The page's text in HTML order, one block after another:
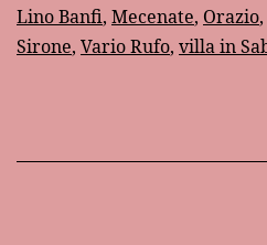
Lino Banfi, Mecenate, Orazio,
Sirone, Vario Rufo, villa in